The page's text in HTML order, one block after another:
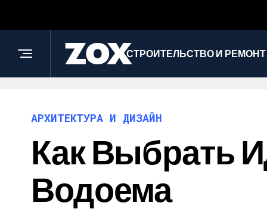
СТРОИТЕЛЬСТВО И РЕМОНТ
АРХИТЕКТУРА И ДИЗАЙН
Как Выбрать
Водоема